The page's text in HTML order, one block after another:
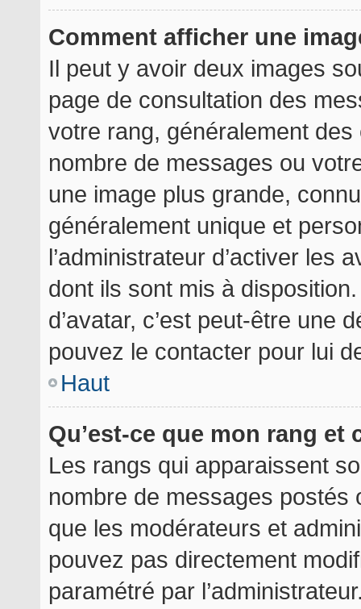
Comment afficher une
Il peut y avoir deux images
page de consultation des
votre rang, généralement
nombre de messages ou
une image plus grande,
généralement unique et
l’administrateur d’activer les
dont ils sont mis à
d’avatar, c’est peut-être une
pouvez le contacter pour lui
Haut
Qu’est-ce que mon rang
Les rangs qui apparaissent
nombre de messages postés
que les modérateurs et
pouvez pas directement
paramétré par